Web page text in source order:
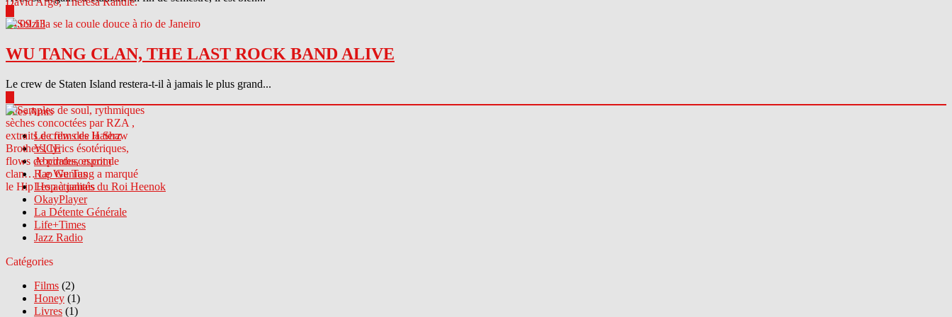
04.09.13
WU TANG CLAN, THE LAST ROCK BAND ALIVE
Le crew de Staten Island restera-t-il à jamais le plus grand...
Sites Amis
Le crew des Haterz
VICE
Abcdrduson.com
Rap Genius
Les actualités du Roi Heenok
OkayPlayer
La Détente Générale
Life+Times
Jazz Radio
Catégories
Films (2)
Honey (1)
Livres (1)